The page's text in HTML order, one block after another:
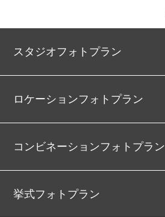
スタジオフォトプラン
ロケーションフォトプラン
コンビネーションフォトプラン
挙式フォトプラン